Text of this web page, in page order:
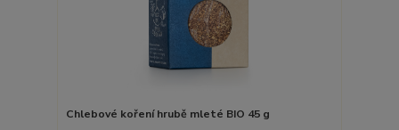
Chlebové koření hrubě mleté BIO 45 g